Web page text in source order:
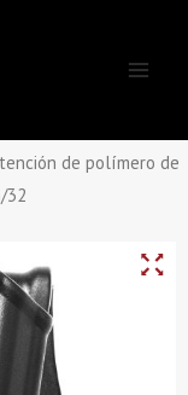
de polímero de
32